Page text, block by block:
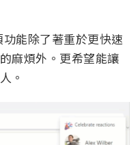
能除了著重於更快速
麻煩外。更希望能讓
。